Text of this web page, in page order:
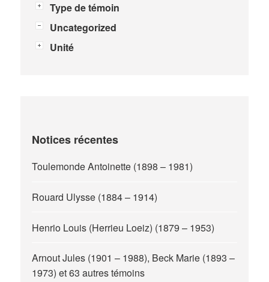
Type de témoin
Uncategorized
Unité
Notices récentes
Toulemonde Antoinette (1898 – 1981)
Rouard Ulysse (1884 – 1914)
Henrio Louis (Herrieu Loeiz) (1879 – 1953)
Arnout Jules (1901 – 1988), Beck Marie (1893 –
1973) et 63 autres témoins